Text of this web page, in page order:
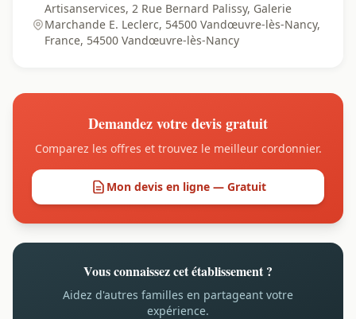
Artisanservices, 2 Rue Bernard Palissy, Galerie
Marchande E. Leclerc, 54500 Vandœuvre-lès-Nancy,
France, 54500 Vandœuvre-lès-Nancy
Demandez votre devis gratuit
Comparez les offres et trouvez le meilleur cordonnier.
Mon devis en ligne — Gratuit
Vous connaissez cet établissement ?
Aidez d'autres familles en partageant votre
expérience.